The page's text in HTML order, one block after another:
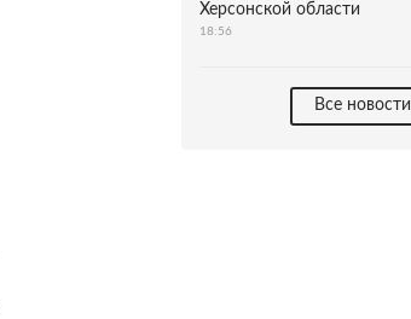
Херсонской области
18:56
Все новости